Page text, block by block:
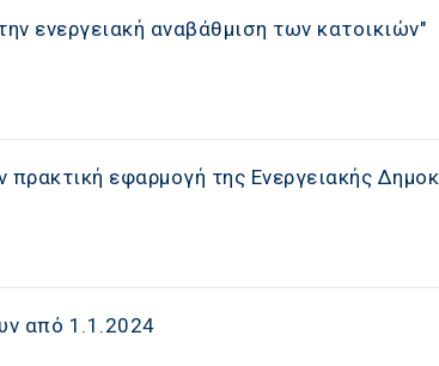
ενεργειακή αναβάθμιση των κατοικιών"
πρακτική εφαρμογή της Ενεργειακής
από 1.1.2024